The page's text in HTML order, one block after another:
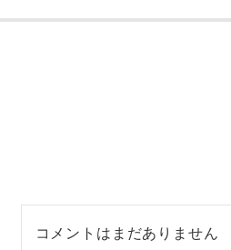
コメントはまだありません